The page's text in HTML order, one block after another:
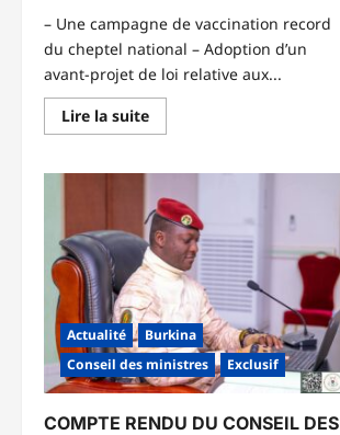
– Une campagne de vaccination record
du cheptel national – Adoption d’un
avant-projet de loi relative aux...
Lire la suiteEn
savoir
CONSEIL
MINISTRES
DU
19
MARS
2026
Actualité
Burkina
Conseil des ministres
Exclusif
COMPTE RENDU DU CONSEIL DES